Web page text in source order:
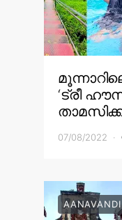
‘ട്രീ
07/08/2022
AANAVANDI